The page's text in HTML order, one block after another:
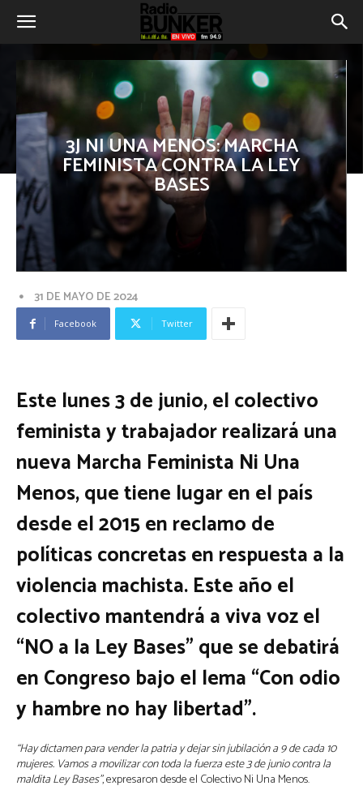
3J NI UNA MENOS: MARCHA
FEMINISTA CONTRA LA LEY
BASES
31 DE MAYO DE 2024
Facebook Twitter
Este lunes 3 de junio, el colectivo
feminista y trabajador realizará una
nueva Marcha Feminista Ni Una
Menos, que tiene lugar en el país
desde el 2015 en reclamo de
políticas concretas en respuesta a la
violencia machista. Este año el
colectivo mantendrá a viva voz el
“NO a la Ley Bases” que se debatirá
en Congreso bajo el lema “Con odio
y hambre no hay libertad”.
“Hay dictamen para vender la patria y dejar sin jubilación a 9 de cada 10
mujeres. Vamos a movilizar con toda la fuerza este 3 de junio contra la
maldita Ley Bases”, expresaron desde el Colectivo Ni Una Menos.